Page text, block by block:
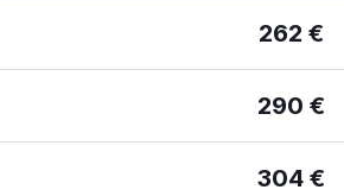
262 €
290 €
304 €